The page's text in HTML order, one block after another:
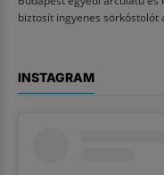
biztosít ingyenes sörkóstolót
INSTAGRAM